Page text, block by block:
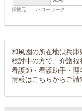
掲載元： ハローワーク
和風園の所在地は兵
検討中の方で、介護福
看護師・看護助手・理
情報はこちらからご請